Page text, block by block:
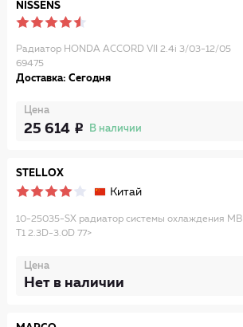
NISSENS
Радиатор HONDA ACCORD VII 2.4i 3/03-12/05
69475
Доставка: Сегодня
Цена
25 614 В наличии
STELLOX
Китай
10-25035-SX радиатор системы охлаждения MB
T1 2.3D-3.0D 77>
Цена
Нет в наличии